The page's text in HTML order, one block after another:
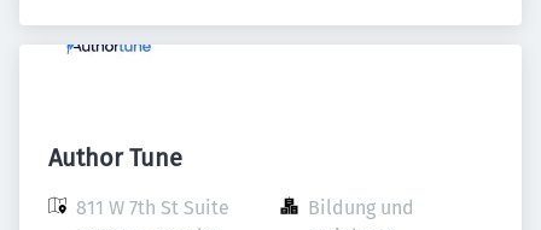
Author Tune
811 W 7th St Suite
Bildung und